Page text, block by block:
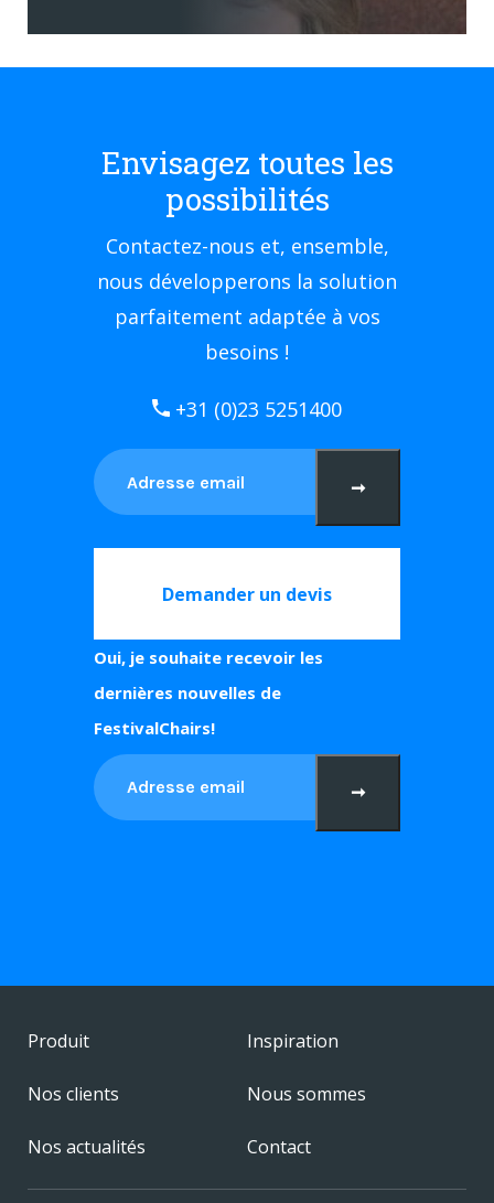
Envisagez toutes les
possibilités
Contactez-nous et, ensemble,
nous développerons la solution
parfaitement adaptée à vos
besoins !
+31 (0)23 5251400
➞
Demander un devis
Oui, je souhaite recevoir les
dernières nouvelles de
FestivalChairs!
➞
Produit Inspiration
Nos clients Nous sommes
Nos actualités Contact